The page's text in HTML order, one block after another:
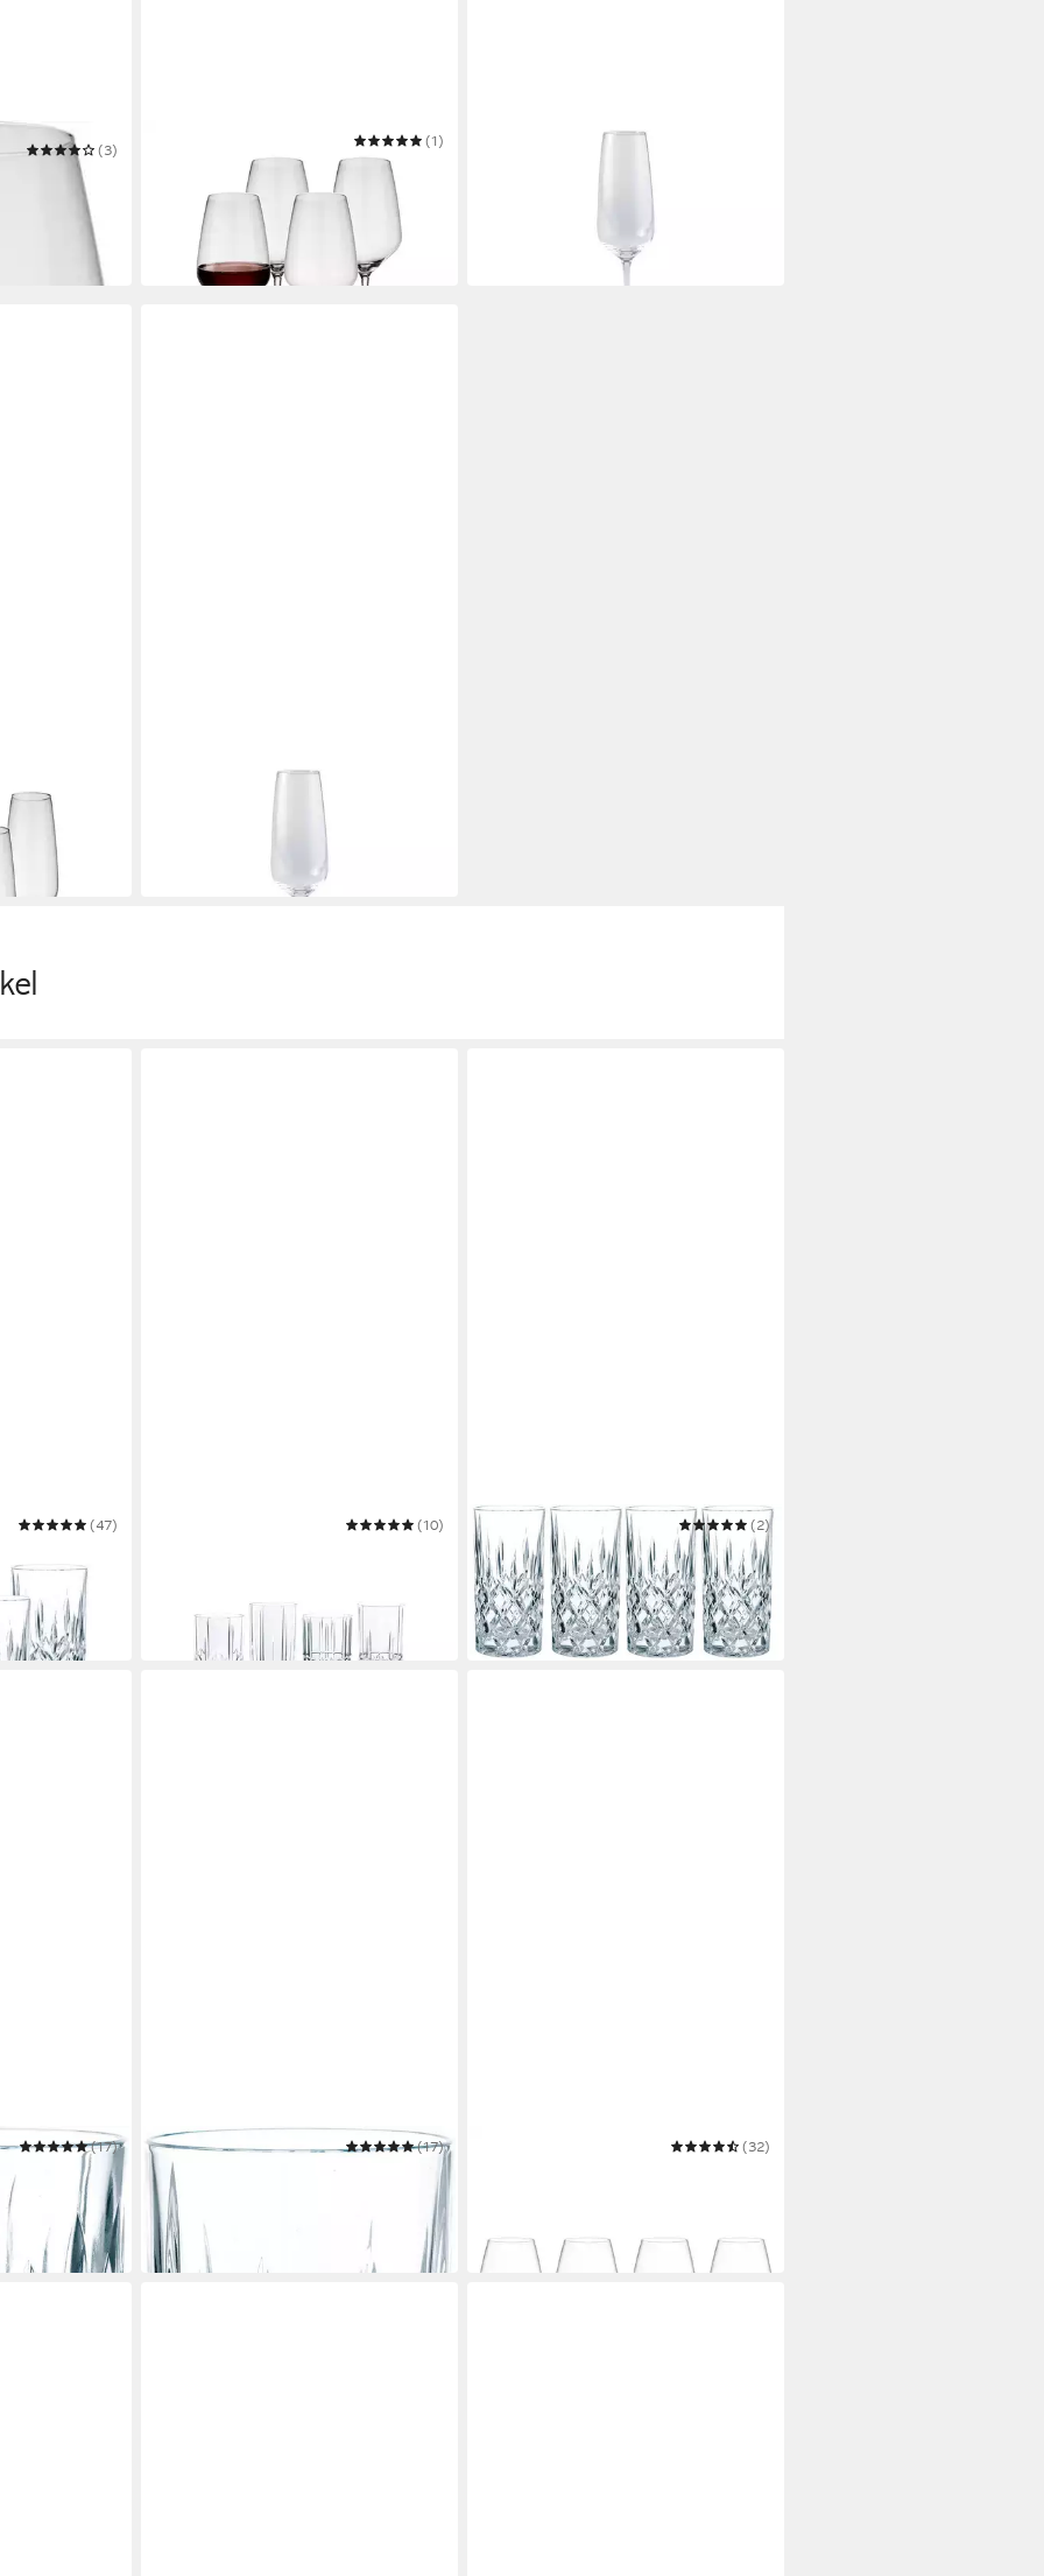
(3)
Rotweinglas Voice Basic
Rotweingläser 200 ml 4er Set
(1)
ab 27,46 €
in 2-3 Werktagen bei dir
VIVO VILLEROY & BOCH GROUP
Gläser-Set Voice Basic Glas
Champagner-/Sekt Set
360
VIVO VILLEROY & BOCH GROUP
Gläser-Set Voice Basic Glas
Champagner-/Sekt Set
in 2-3 Werktagen bei dir
4er Set
(47) (10)
in 2-3 Werktagen bei dir
NACHTMANN
Longdrinkglas Nachtmann Noblesse
Longdrinkglas 8er Set
(2)
44,63 €
in 2-3 Werktagen bei dir
(17)
NACHTMANN
Longdrinkglas Noblesse
(17)
ab 34,72 €
-16%
in 5-6 Werktagen bei dir
(32)
lieferbar in 2 Wochen